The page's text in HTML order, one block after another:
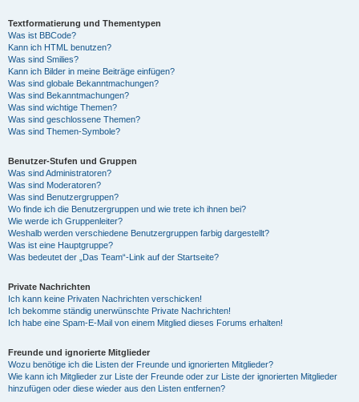
Textformatierung und Thementypen
Was ist BBCode?
Kann ich HTML benutzen?
Was sind Smilies?
Kann ich Bilder in meine Beiträge einfügen?
Was sind globale Bekanntmachungen?
Was sind Bekanntmachungen?
Was sind wichtige Themen?
Was sind geschlossene Themen?
Was sind Themen-Symbole?
Benutzer-Stufen und Gruppen
Was sind Administratoren?
Was sind Moderatoren?
Was sind Benutzergruppen?
Wo finde ich die Benutzergruppen und wie trete ich ihnen bei?
Wie werde ich Gruppenleiter?
Weshalb werden verschiedene Benutzergruppen farbig dargestellt?
Was ist eine Hauptgruppe?
Was bedeutet der „Das Team“-Link auf der Startseite?
Private Nachrichten
Ich kann keine Privaten Nachrichten verschicken!
Ich bekomme ständig unerwünschte Private Nachrichten!
Ich habe eine Spam-E-Mail von einem Mitglied dieses Forums erhalten!
Freunde und ignorierte Mitglieder
Wozu benötige ich die Listen der Freunde und ignorierten Mitglieder?
Wie kann ich Mitglieder zur Liste der Freunde oder zur Liste der ignorierten Mitglieder
hinzufügen oder diese wieder aus den Listen entfernen?